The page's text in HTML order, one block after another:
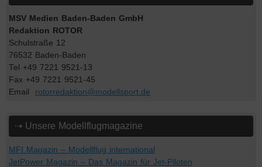
MSV Medien Baden-Baden GmbH
Redaktion ROTOR
Schulstraße 12
76532 Baden-Baden
Tel +49 7221 9521-13
Fax +49 7221 9521-45
Email rotorredaktion@modellsport.de
⇢ Unsere Modellflugmagazine
MFI Magazin – Modellflug international
JetPower Magazin – Das Magazin für Jet-Piloten